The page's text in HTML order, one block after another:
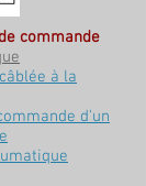
commande
à la
d'un